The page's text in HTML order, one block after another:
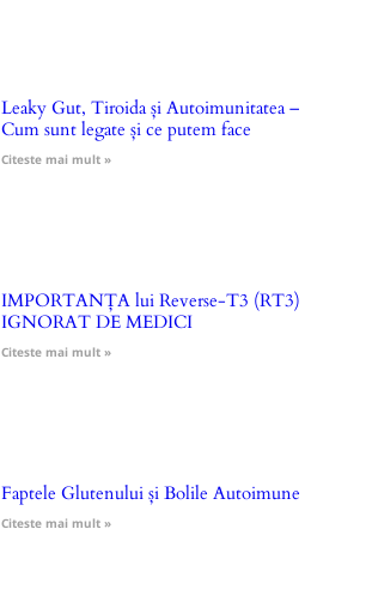
Leaky Gut, Tiroida și Autoimunitatea –
Cum sunt legate și ce putem face
Citeste mai mult »
IMPORTANȚA lui Reverse-T3 (RT3)
IGNORAT DE MEDICI
Citeste mai mult »
Faptele Glutenului și Bolile Autoimune
Citeste mai mult »